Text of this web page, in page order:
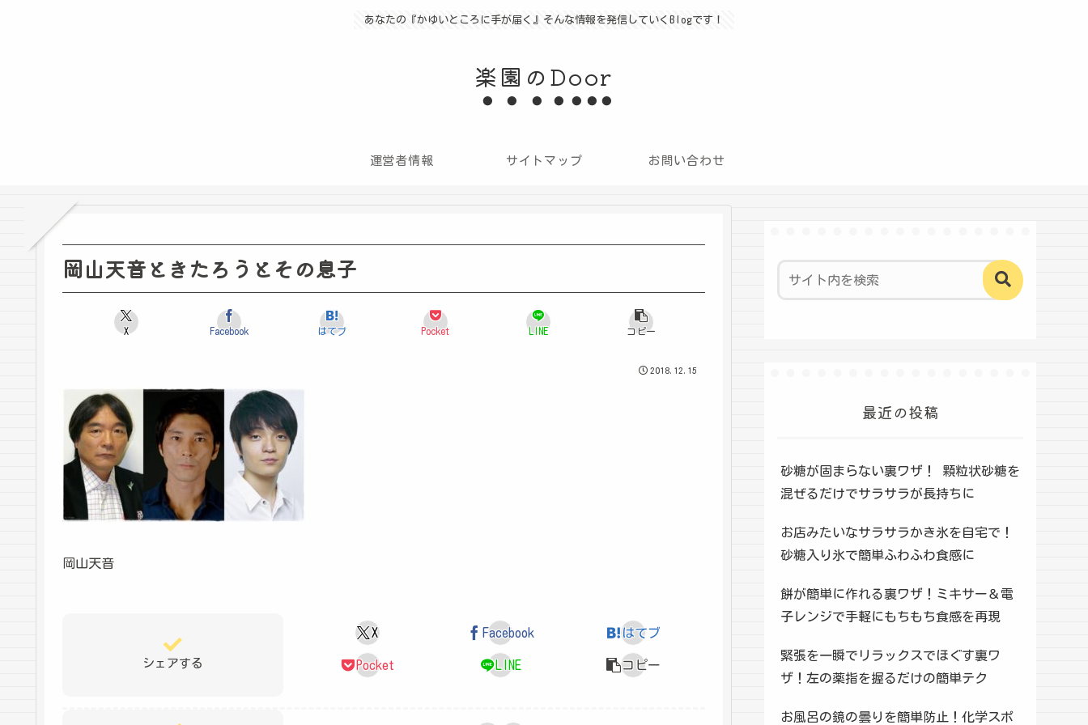
あなたの『かゆいところに手が届く』そんな情報を発信していくBlogです！
楽園のDoor
運営者情報 サイトマップ お問い合わせ
岡山天音ときたろうとその息子
X Facebook はてブ Pocket LINE コピー
2018.12.15
岡山天音
シェアする
X Facebook はてブ
Pocket LINE コピー
最近の投稿
砂糖が固まらない裏ワザ！ 顆粒状砂糖を
混ぜるだけでサラサラが長持ちに
お店みたいなサラサラかき氷を自宅で！
砂糖入り氷で簡単ふわふわ食感に
餅が簡単に作れる裏ワザ！ミキサー＆電
子レンジで手軽にもちもち食感を再現
緊張を一瞬でリラックスでほぐす裏ワ
ザ！左の薬指を握るだけの簡単テク
お風呂の鏡の曇りを簡単防止！化学スポ